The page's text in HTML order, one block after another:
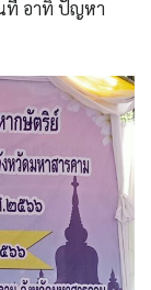
ที่ อาทิ ปัญหา